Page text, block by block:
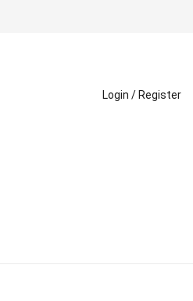
Login / Register